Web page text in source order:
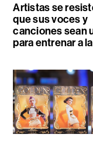
Artistas se
que sus voces y
canciones sean
para entrenar a